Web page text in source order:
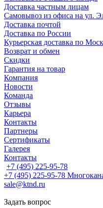
Доставка частным лицам
Самовывоз из офиса на ул.
Доставка почтой
Доставка по России
Курьерская доставка по
Возврат и обмен
Скидки
Гарантия на товар
Компания
Новости
Команда
Отзывы
Карьера
Контакты
Партнеры
Сертификаты
Галерея
Контакты
+7 (495) 225-95-78
+7 (495) 225-95-78
sale@ktnd.ru
Задать вопрос